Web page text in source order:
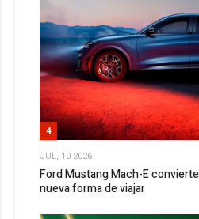
4
JUL, 10 2026
Ford Mustang Mach-E
nueva forma de viajar